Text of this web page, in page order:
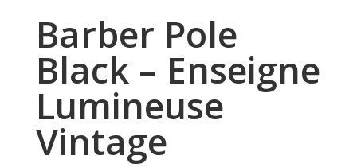
Barber Pole
Black – Enseigne
Lumineuse
Vintage